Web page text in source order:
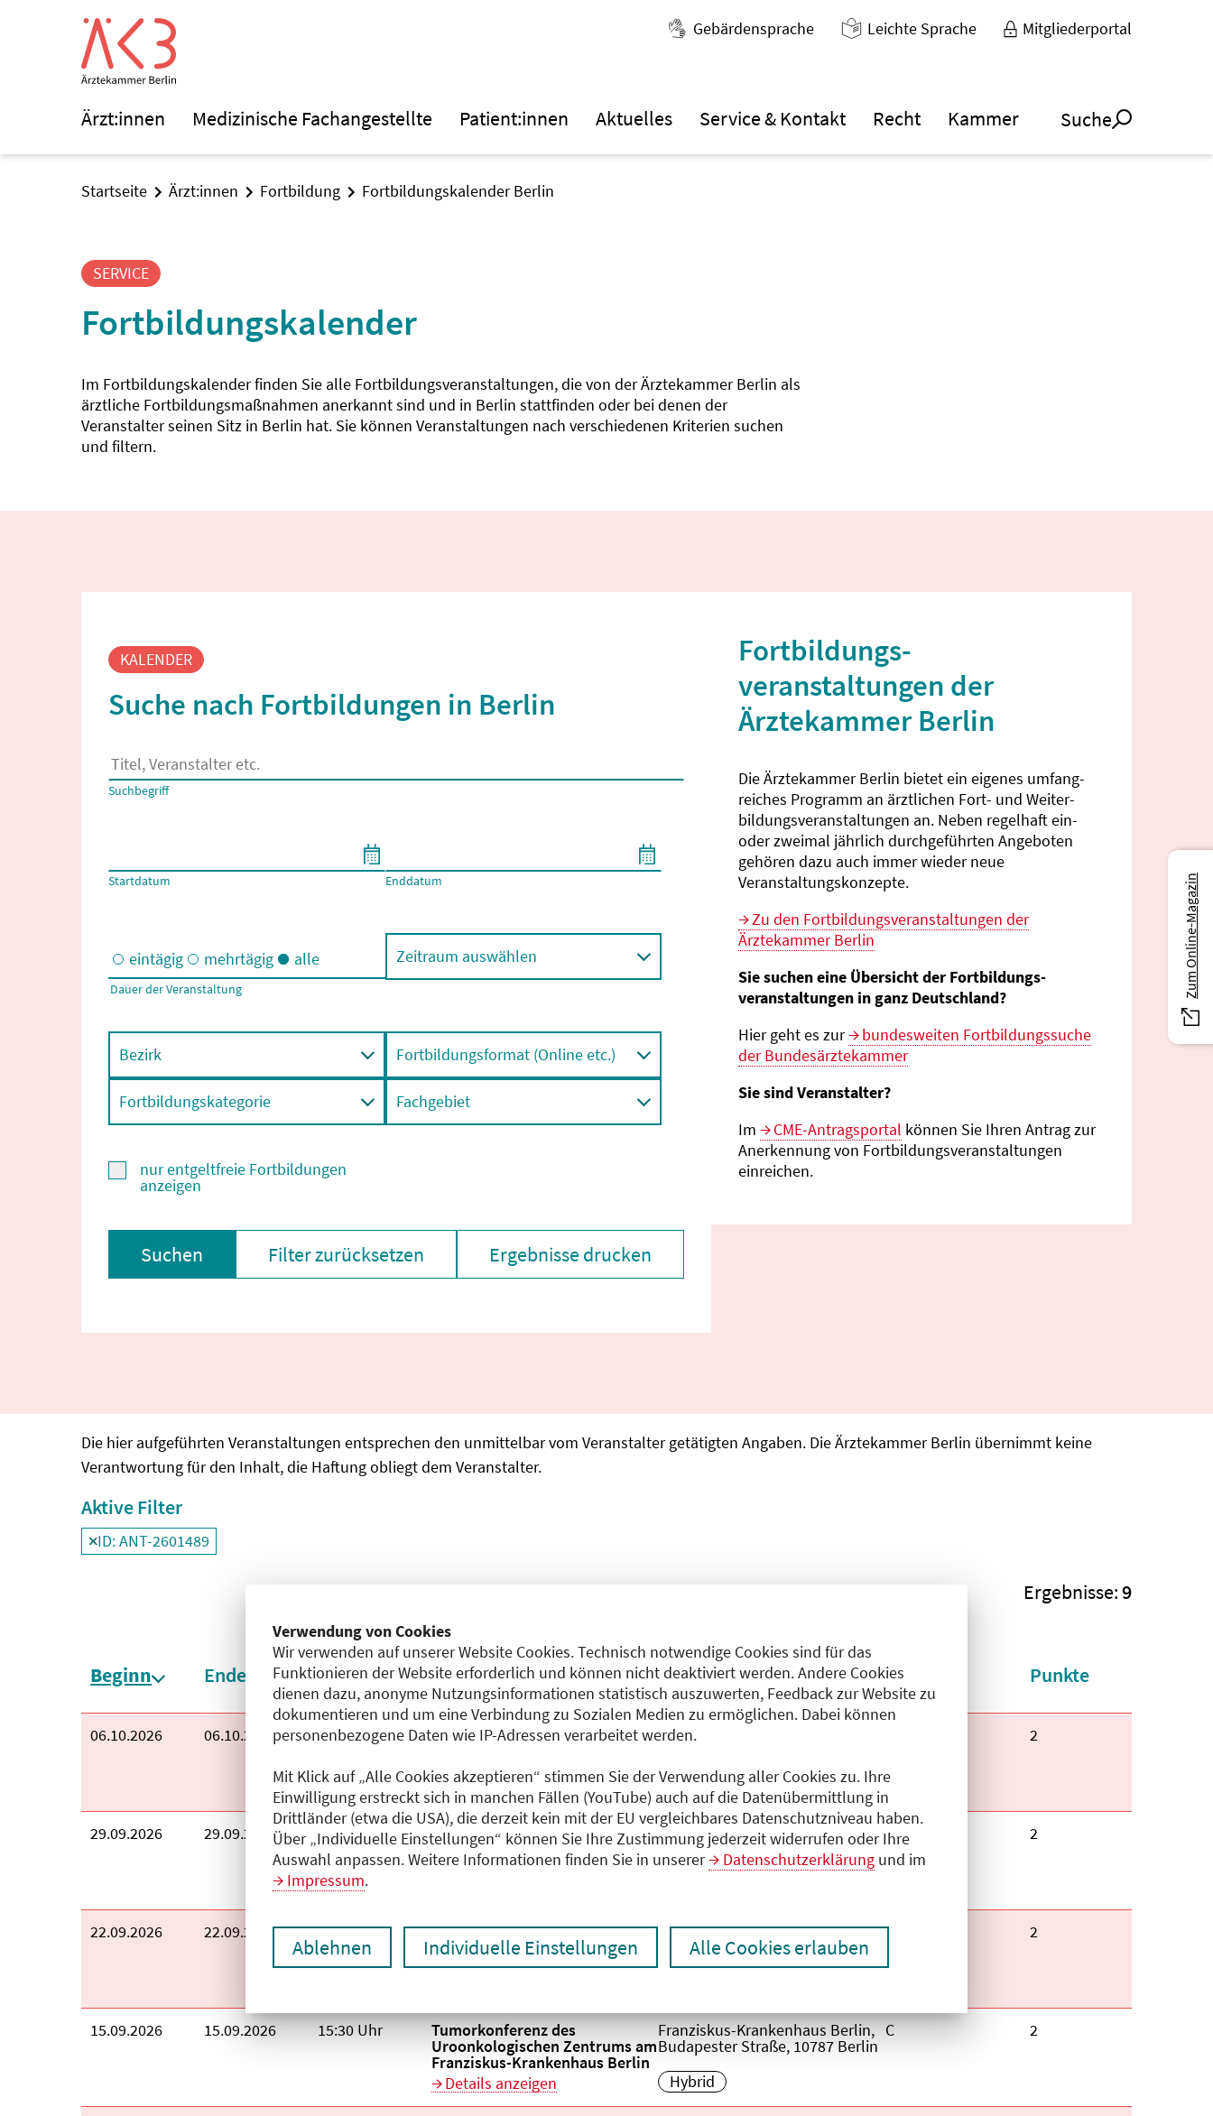
Verwendung von Cookies
Wir verwenden auf unserer Website Cookies. Technisch notwendige Cookies sind für das
Funktionieren der Website erforderlich und können nicht deaktiviert werden. Andere Cookies
dienen dazu, anonyme Nutzungsinformationen statistisch auszuwerten, Feedback zur Website zu
dokumentieren und um eine Verbindung zu Sozialen Medien zu ermöglichen. Dabei können
personenbezogene Daten wie IP-Adressen verarbeitet werden.
Mit Klick auf „Alle Cookies akzeptieren“ stimmen Sie der Verwendung aller Cookies zu. Ihre
Einwilligung erstreckt sich in manchen Fällen (YouTube) auch auf die Datenübermittlung in
Drittländer (etwa die USA), die derzeit kein mit der EU vergleichbares Datenschutzniveau haben.
Über „Individuelle Einstellungen“ können Sie Ihre Zustimmung jederzeit widerrufen oder Ihre
Auswahl anpassen. Weitere Informationen finden Sie in unserer
Datenschutzerklärung und im
Impressum.
Ablehnen Individuelle Einstellungen Alle Cookies erlauben
Gebärdensprache Leichte Sprache Mitgliederportal
Ärzt:innen Medizinische Fachangestellte Patient:innen Aktuelles Service & Kontakt Recht Kammer Suche
Startseite Ärzt:innen Fortbildung Fortbildungskalender Berlin
SERVICE
Fortbildungskalender
Im Fortbildungskalender finden Sie alle Fortbildungsveranstaltungen, die von der Ärztekammer Berlin als
ärztliche Fortbildungsmaßnahmen anerkannt sind und in Berlin stattfinden oder bei denen der
Veranstalter seinen Sitz in Berlin hat. Sie können Veranstaltungen nach verschiedenen Kriterien suchen
und filtern.
KALENDER
Suche nach Fortbildungen in Berlin
Es erscheinen Suchvorschläge, wenn mindestens 2 Zeichen eingegeben wurden.
Suchbegriff
Startdatum Enddatum
Eintägige und/oder mehrtägige Veranstaltungen
eintägig mehrtägig alle
Dauer der Veranstaltung
Zeitraum auswählen
Bezirk
Fortbildungskategorie
Fortbildungsformat (Online etc.)
Fachgebiet
nur entgeltfreie Fortbildungen
anzeigen
Suchen Filter zurücksetzen Ergebnisse drucken
Fortbildungs­
veranstaltungen der
Ärztekammer Berlin
Die Ärztekammer Berlin bietet ein eigenes umfang­
reiches Programm an ärztlichen Fort- und Weiter­
bildungs­veranstaltungen an. Neben regelhaft ein-
oder zweimal jährlich durch­geführten Angeboten
gehören dazu auch immer wieder neue
Veranstaltungs­konzepte.
Zu den Fortbildungs­veranstaltungen der
Ärztekammer Berlin
Sie suchen eine Übersicht der Fortbildungs­
veranstaltungen in ganz Deutschland?
Hier geht es zur
bundes­weiten Fortbildungs­suche
der Bundesärztekammer
Sie sind Veranstalter?
Im
CME-Antragsportal können Sie Ihren Antrag zur
Anerkennung von Fortbildungs­veranstaltungen
einreichen.
Die hier aufgeführten Veranstaltungen entsprechen den unmittelbar vom Veranstalter getätigten Angaben. Die Ärztekammer Berlin übernimmt keine
Verantwortung für den Inhalt, die Haftung obliegt dem Veranstalter.
Aktive Filter
Filter
ID: ANT-2601489
deaktivieren und Suchergebnisse neu laden
Ergebnisse:9
Beginn
absteigend sortiert
Ende Uhrzeit Titel der Veranstaltung Veranstaltungsort
aufsteigend Kategorie
aufsteigend Punkte
Beginn:
06.10.2026 Ende:
06.10.2026 Uhrzeit:
15:30 Uhr Veranstaltungstitel:
Tumorkonferenz des
Franziskus-Krankenhaus Berlin
Details anzeigen
Veranstaltungsort:
Franziskus-Krankenhaus Berlin,
Hybrid
Fortbildungspunkte:
2
Beginn:
29.09.2026 Ende:
29.09.2026 Uhrzeit:
15:30 Uhr Veranstaltungstitel:
Tumorkonferenz des
Uroonkologischen Zentrums am
Franziskus-Krankenhaus Berlin
Veranstaltungsort:
Franziskus-Krankenhaus Berlin,
Budapester Straße, 10787 Berlin
Kategorie:
C Fortbildungspunkte:
2
Beginn:
22.09.2026 Ende:
22.09.2026 Uhrzeit:
15:30 Uhr Veranstaltungstitel:
Tumorkonferenz des
Uroonkologischen Zentrums am
Franziskus-Krankenhaus Berlin
Veranstaltungsort:
Franziskus-Krankenhaus Berlin,
Budapester Straße, 10787 Berlin
Kategorie:
C Fortbildungspunkte:
2
Beginn:
15.09.2026 Ende:
15.09.2026 Uhrzeit:
15:30 Uhr Veranstaltungstitel:
Tumorkonferenz des
Uroonkologischen Zentrums am
Franziskus-Krankenhaus Berlin
Details anzeigen
Veranstaltungsort:
Franziskus-Krankenhaus Berlin,
Budapester Straße, 10787 Berlin
Hybrid
Kategorie:
C Fortbildungspunkte:
2
Zum Online-Magazin